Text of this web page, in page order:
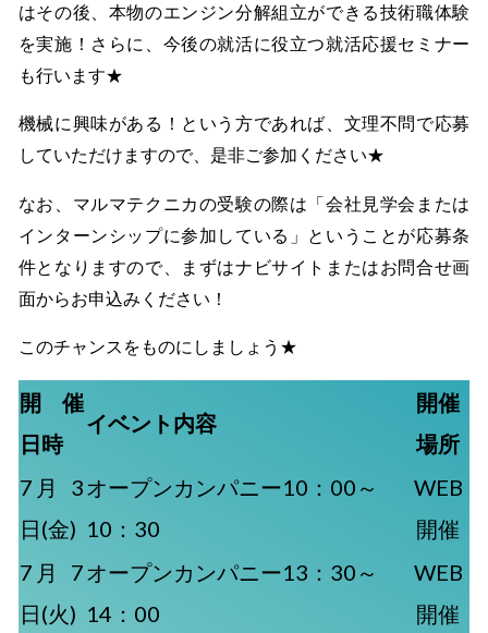
はその後、本物のエンジン分解組立ができる技術職体験
を実施！さらに、今後の就活に役立つ就活応援セミナー
も行います★
機械に興味がある！という方であれば、文理不問で応募
していただけますので、是非ご参加ください★
なお、マルマテクニカの受験の際は「会社見学会または
インターンシップに参加している」ということが応募条
件となりますので、まずはナビサイトまたはお問合せ画
面からお申込みください！
このチャンスをものにしましょう★
開催
日時
イベント内容
開催
場所
7月 3
日(金)
オープンカンパニー10：00～
10：30
WEB
開催
7月 7
日(火)
オープンカンパニー13：30～
14：00
WEB
開催